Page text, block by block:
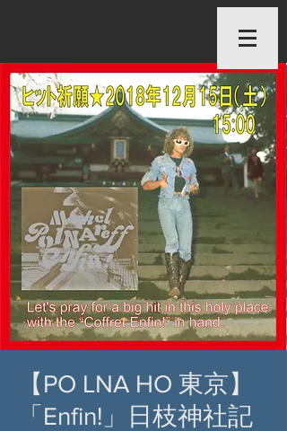
【PO LNA HO 東京】
「Enfin!」日枝神社記